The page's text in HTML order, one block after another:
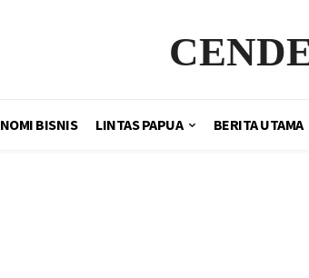
BISNIS LINTAS PAPUA BERITA UTAMA